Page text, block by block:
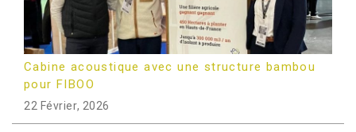
Cabine acoustique avec une structure bambou
pour FIBOO
22 Février, 2026